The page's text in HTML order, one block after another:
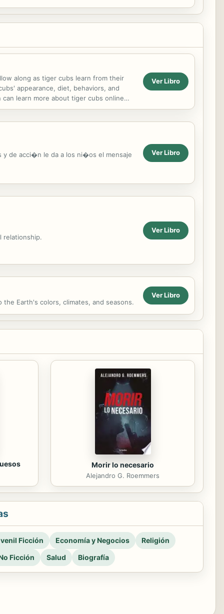
along as tiger cubs learn from their
appearance, diet, behaviors, and
learn more about tiger cubs online
Ver Libro
y de acci�n le da a los ni�os el mensaje Ver Libro
relationship.
Ver Libro
Earth's colors, climates, and seasons.
Ver Libro
Morir lo necesario
Alejandro G. Roemmers
Ficción Economía y Negocios
Religión
Ficción
Salud Biografía